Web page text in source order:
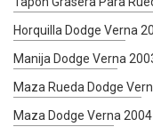
Horquilla Dodge Verna
Manija Dodge Verna
Maza Rueda Dodge
Maza Dodge Verna 2004